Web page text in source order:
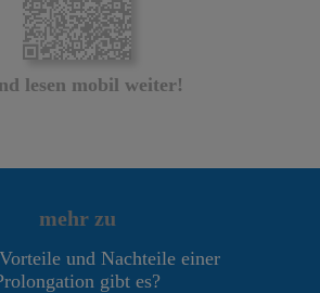
lesen mobil weiter!
mehr zu
und Nachteile einer
gibt es?